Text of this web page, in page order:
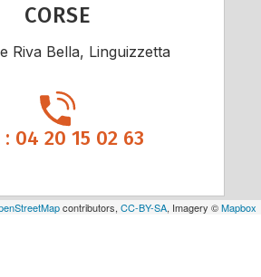
contributors, CC-BY-SA, Imagery ©Mapbox
CORSE
Riva Bella, Linguizzetta
: 04 20 15 02 63